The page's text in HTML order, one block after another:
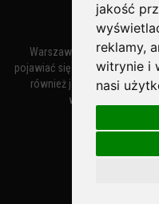
jakość
reklamy,
witrynie i
nasi
Warszawa – miasto
pojawiać się w dokumentach w
również jako Warszowa.
wynikała z